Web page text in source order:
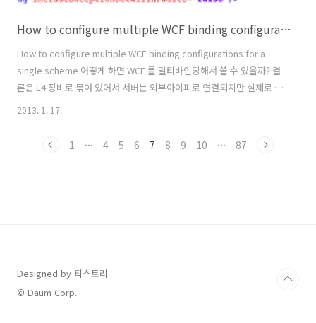
How to configure multiple WCF binding configurations for a single scheme
How to configure multiple WCF binding configurations for a
single scheme 어떻게 하면 WCF 를 멀티바인딩해서 쓸 수 있을까? 결
론은 L4 장비로 묶여 있어서 서버는 외부아이피로 연결되지만 실제로 내
부망에서는 내부 ip로 세팅된 웹서비스로 구동되는 경우다. 글쓴이는 L4
우, 외부망에서는 외부IP로 서비스가 되어야 하고 내부망에서는 내부IP
2013. 1. 17.
1 ··· 4 5 6 7 8 9 10 ··· 87
Designed by 티스토리
© Daum Corp.